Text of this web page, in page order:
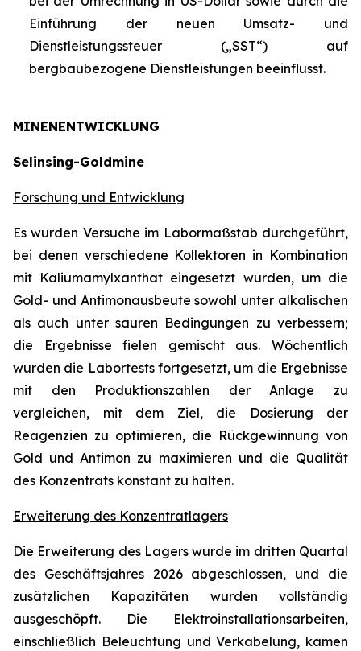
Einführung der neuen Umsatz- und
Dienstleistungssteuer („SST“) auf
bergbaubezogene Dienstleistungen beeinflusst.
MINENENTWICKLUNG
Selinsing-Goldmine
Forschung und Entwicklung
Es wurden Versuche im Labormaßstab durchgeführt,
bei denen verschiedene Kollektoren in Kombination
mit Kaliumamylxanthat eingesetzt wurden, um die
Gold- und Antimonausbeute sowohl unter alkalischen
als auch unter sauren Bedingungen zu verbessern;
die Ergebnisse fielen gemischt aus. Wöchentlich
wurden die Labortests fortgesetzt, um die Ergebnisse
mit den Produktionszahlen der Anlage zu
vergleichen, mit dem Ziel, die Dosierung der
Reagenzien zu optimieren, die Rückgewinnung von
Gold und Antimon zu maximieren und die Qualität
des Konzentrats konstant zu halten.
Erweiterung des Konzentratlagers
Die Erweiterung des Lagers wurde im dritten Quartal
des Geschäftsjahres 2026 abgeschlossen, und die
zusätzlichen Kapazitäten wurden vollständig
ausgeschöpft. Die Elektroinstallationsarbeiten,
einschließlich Beleuchtung und Verkabelung, kamen